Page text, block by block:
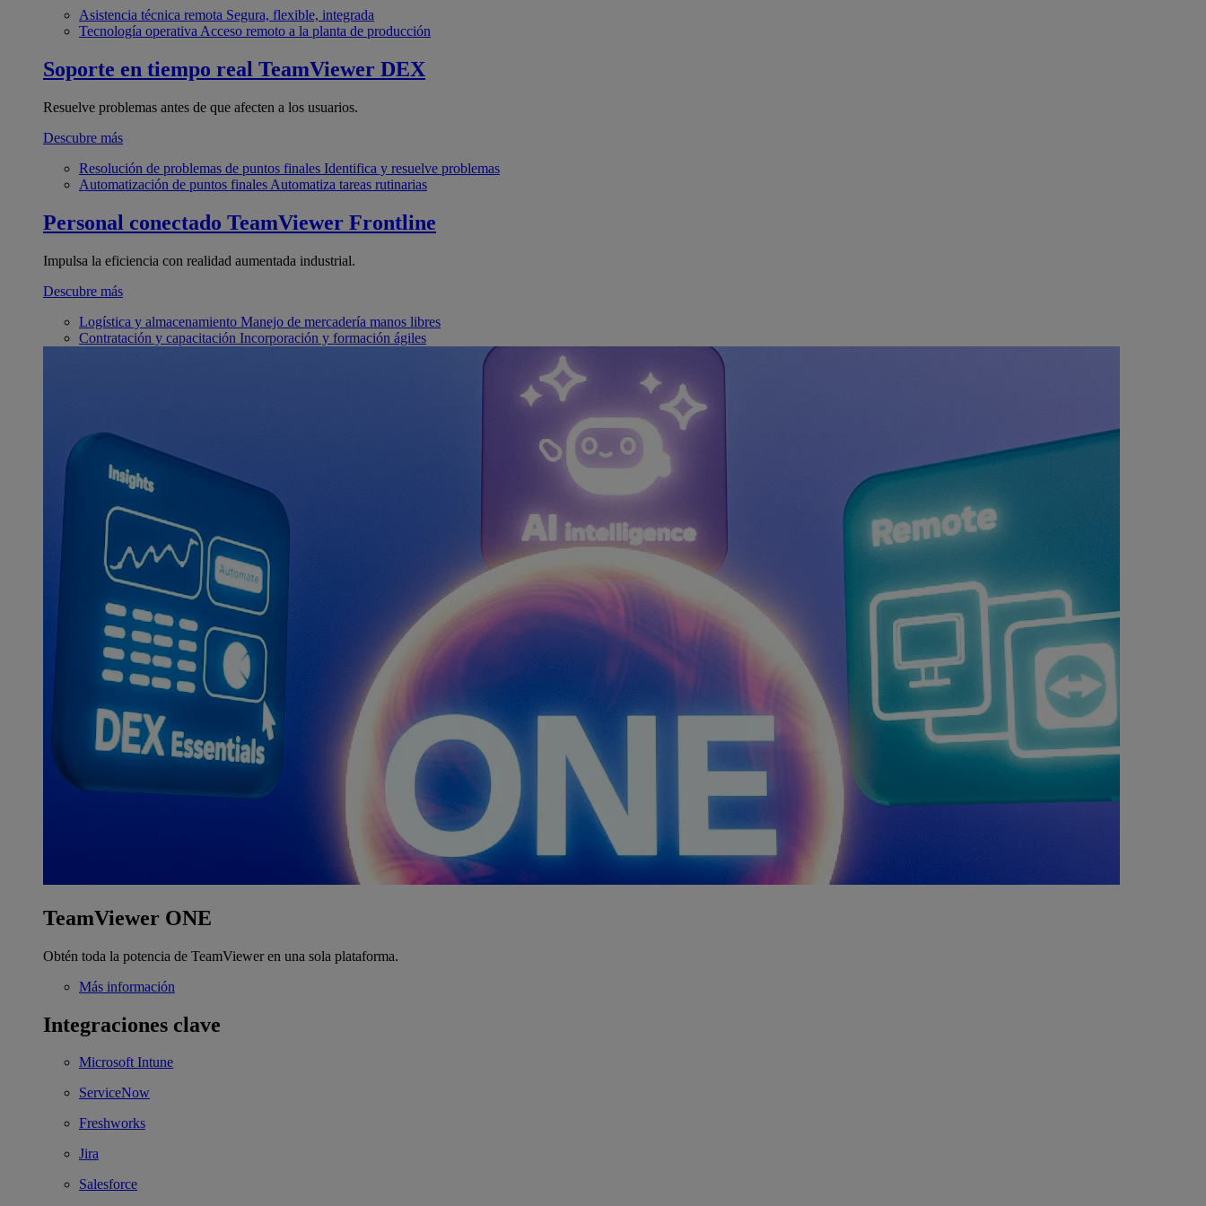
Asistencia técnica remota Segura, flexible, integrada
Tecnología operativa Acceso remoto a la planta de producción
Soporte en tiempo real TeamViewer DEX
Resuelve problemas antes de que afecten a los usuarios.
Descubre más
Resolución de problemas de puntos finales Identifica y resuelve problemas
Automatización de puntos finales Automatiza tareas rutinarias
Personal conectado TeamViewer Frontline
Impulsa la eficiencia con realidad aumentada industrial.
Descubre más
Logística y almacenamiento Manejo de mercadería manos libres
Contratación y capacitación Incorporación y formación ágiles
TeamViewer ONE
Obtén toda la potencia de TeamViewer en una sola plataforma.
Más información
Integraciones clave
Microsoft Intune
ServiceNow
Freshworks
Jira
Salesforce